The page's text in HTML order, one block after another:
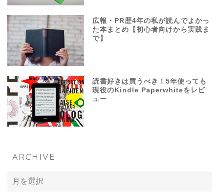
広報・PR歴4年の私が読んでよかっ
た本まとめ【初心者向けから実践ま
で】
読書好きは買うべき！5年使っても
現役のKindle Paperwhiteをレビ
ュー
ARCHIVE